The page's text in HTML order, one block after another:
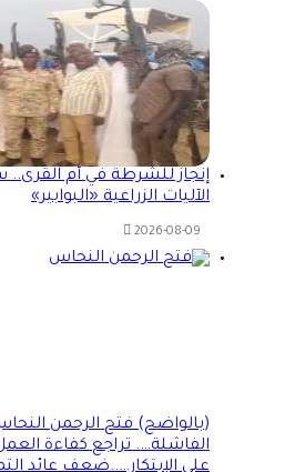
إنجاز للشرطة في أم القرى..
الآليات الزراعية «البوابير»
2026-08-09
(بالواضح) فتح الرحمن
الفاشلة…. تراجع كفاءة العمل
علي الإبتكار…..ضعف عائد